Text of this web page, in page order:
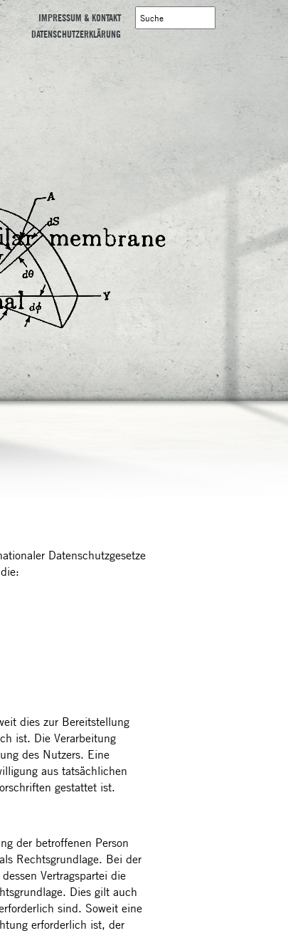
IMPRESSUM & KONTAKT
DATENSCHUTZERKLÄRUNG
Datenschutzgesetze
dies zur Bereitstellung
ist. Die Verarbeitung
des Nutzers. Eine
aus tatsächlichen
gestattet ist.
der betroffenen Person
Rechtsgrundlage. Bei der
Vertragspartei die
Dies gilt auch
sind. Soweit eine
erforderlich ist, der